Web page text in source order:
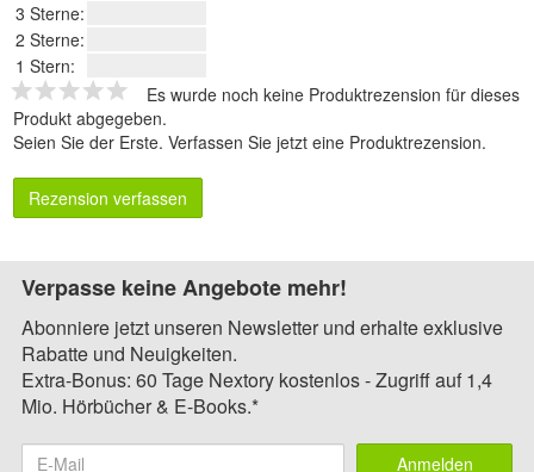
3 Sterne:
2 Sterne:
1 Stern:
Es wurde noch keine Produktrezension für dieses
Produkt abgegeben.
Seien Sie der Erste. Verfassen Sie jetzt eine Produktrezension.
Rezension verfassen
Verpasse keine Angebote mehr!
Abonniere jetzt unseren Newsletter und erhalte exklusive
Rabatte und Neuigkeiten.
Extra-Bonus: 60 Tage Nextory kostenlos - Zugriff auf 1,4
Mio. Hörbücher & E-Books.*
Anmelden